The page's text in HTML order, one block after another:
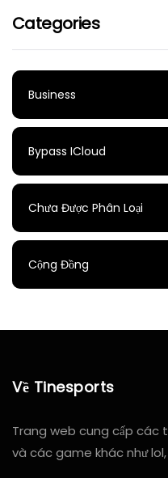
Categories
Business
Bypass ICloud
Chưa Được Phân Loại
Cộng Đồng
Về Tinesports
Trang web cung cấp các
và các game khác như